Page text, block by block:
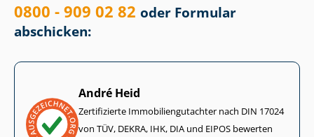
0800 - 909 02 82 oder Formular
abschicken:
André Heid
Zertifizierte Im­mo­bi­li­en­gut­ach­ter nach DIN 17024
von TÜV, DEKRA, IHK, DIA und EIPOS bewerten